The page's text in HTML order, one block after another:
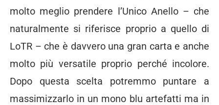
molto meglio prendere l’Unico Anello – che
naturalmente si riferisce proprio a quello di
LoTR – che è davvero una gran carta e anche
molto più versatile proprio perché incolore.
Dopo questa scelta potremmo puntare a
massimizzarlo in un mono blu artefatti ma in